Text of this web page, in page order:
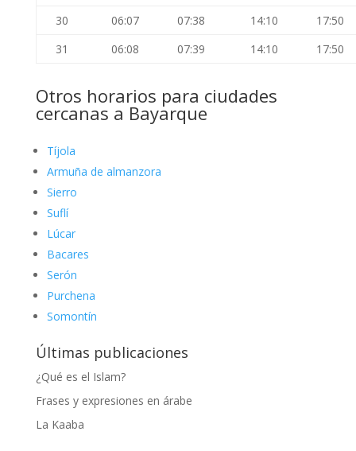
30
06:07 07:38 14:10
17:50
31
06:08 07:39 14:10 17:50
Otros horarios para ciudades
cercanas a Bayarque
Tíjola
Armuña de almanzora
Sierro
Suflí
Lúcar
Bacares
Serón
Purchena
Somontín
Últimas publicaciones
¿Qué es el Islam?
Frases y expresiones en árabe
La Kaaba